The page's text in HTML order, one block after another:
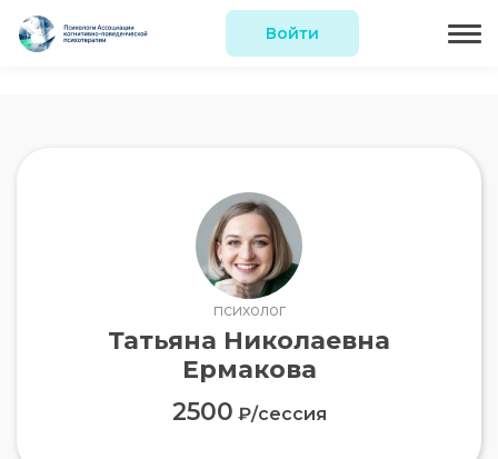
Войти
психолог
Татьяна Николаевна
Ермакова
2500 ₽/сессия